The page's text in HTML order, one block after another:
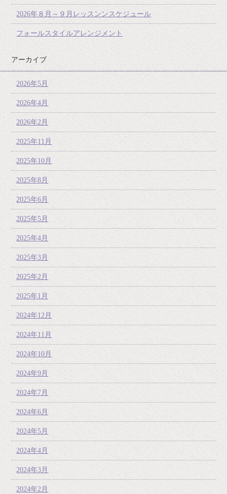
2026年８月～９月レッスンンスケジュール
フォールスタイルアレンジメント
アーカイブ
2026年5月
2026年4月
2026年2月
2025年11月
2025年10月
2025年8月
2025年6月
2025年5月
2025年4月
2025年3月
2025年2月
2025年1月
2024年12月
2024年11月
2024年10月
2024年9月
2024年7月
2024年6月
2024年5月
2024年4月
2024年3月
2024年2月